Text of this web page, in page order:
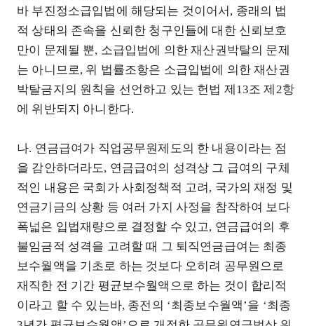
바 부진정소급입법에 해당되는 것이어서, 종래의 법
적 상태의 존속을 신뢰한 청구인들에 대한 신뢰보호
만이 문제될 뿐, 소급입법에 의한 재산권박탈의 문제
는 아니므로, 위 법률조항은 소급입법에 의한 재산권
박탈금지의 원칙을 선언하고 있는 헌법 제13조 제2항
에 위반되지 아니한다.
나. 연금급여가 직업공무원제도의 한 내용이라는 점
을 감안하더라도, 연금급여의 성격상 그 급여의 구체
적인 내용은 국회가 사회정책적 고려, 국가의 재정 및
연금기금의 상황 등 여러 가지 사정을 참작하여 보다
폭넓은 입법재량으로 결정할 수 있고, 연금급여의 후
불임금적 성격을 고려할 때 그 퇴직연금급여는 최종
보수월액을 기초로 하는 것보다 오히려 공무원으로
재직한 전 기간 평균보수월액으로 하는 것이 합리적
이라고 할 수 있는바, 종전의 ‘최종보수월액’을 ‘최종